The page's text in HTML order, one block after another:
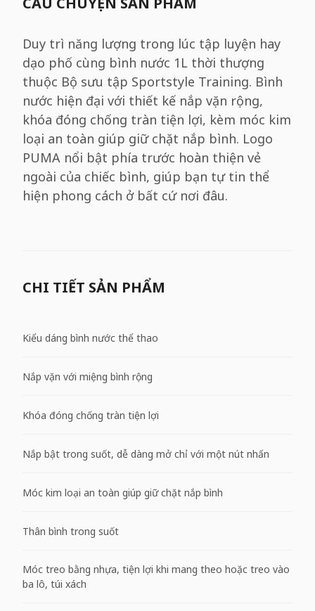
Duy trì năng lượng trong lúc tập luyện hay
dạo phố cùng bình nước 1L thời thượng
thuộc Bộ sưu tập Sportstyle Training. Bình
nước hiện đại với thiết kế nắp vặn rộng,
khóa đóng chống tràn tiện lợi, kèm móc kim
loại an toàn giúp giữ chặt nắp bình. Logo
PUMA nổi bật phía trước hoàn thiện vẻ
ngoài của chiếc bình, giúp bạn tự tin thể
hiện phong cách ở bất cứ nơi đâu.
CHI TIẾT SẢN PHẨM
Kiểu dáng bình nước thể thao
Nắp vặn với miệng bình rộng
Khóa đóng chống tràn tiện lợi
Nắp bật trong suốt, dễ dàng mở chỉ với một nút nhấn
Móc kim loại an toàn giúp giữ chặt nắp bình
Thân bình trong suốt
Móc treo bằng nhựa, tiện lợi khi mang theo hoặc treo vào
ba lô, túi xách